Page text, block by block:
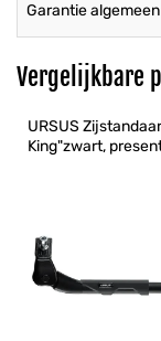
Garantie algemeen
Vergelijkbare
URSUS
King"zwart,